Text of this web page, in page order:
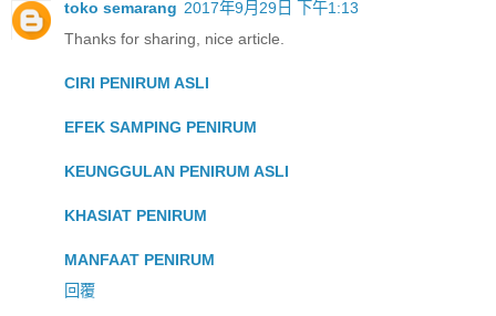
toko semarang 2017年9月29日 下午1:13
Thanks for sharing, nice article.
CIRI PENIRUM ASLI
EFEK SAMPING PENIRUM
KEUNGGULAN PENIRUM ASLI
KHASIAT PENIRUM
MANFAAT PENIRUM
回覆